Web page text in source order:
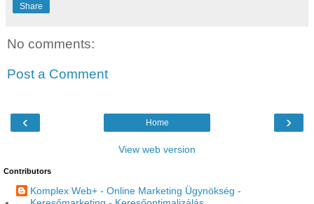
Share
No comments:
Post a Comment
‹ ›
Home
View web version
Contributors
Komplex Web+ - Online Marketing Ügynökség -